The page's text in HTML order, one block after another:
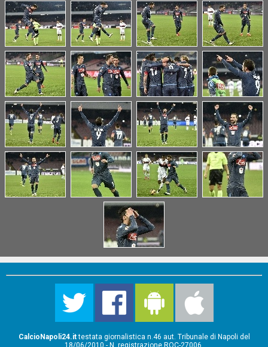
CalcioNapoli24.ittestata giornalistica n.46 aut. Tribunale di Napoli del
18/06/2010 - N. registrazione ROC-27006.